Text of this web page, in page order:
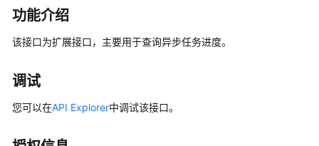
产
品
介
快
速
门
功能介绍
该接口为扩展接口，主要用于查询异步任务进度。
调试
您可以在API Explorer中调试该接口。